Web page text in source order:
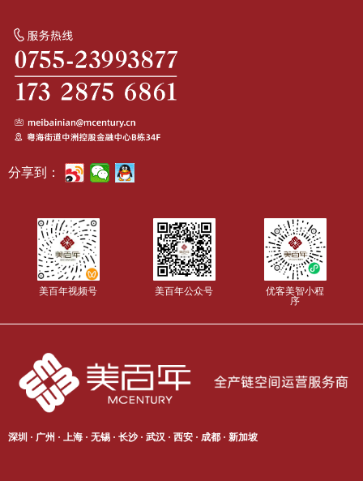
深圳 · 广州 · 上海 · 无锡 · 长沙 · 武汉 · 西安 · 成都 · 新加坡
美百年公众号
美百年视频号
优客美智小程
序
分享到：